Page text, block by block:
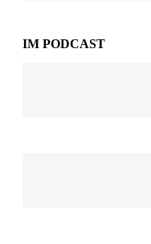
IM PODCAST